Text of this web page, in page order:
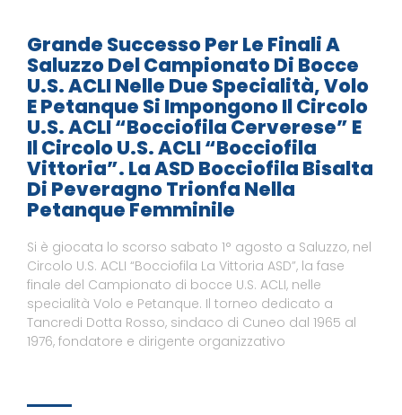
Grande Successo Per Le Finali A
Saluzzo Del Campionato Di Bocce
U.S. ACLI Nelle Due Specialità, Volo
E Petanque Si Impongono Il Circolo
U.S. ACLI “Bocciofila Cerverese” E
Il Circolo U.S. ACLI “Bocciofila
Vittoria”. La ASD Bocciofila Bisalta
Di Peveragno Trionfa Nella
Petanque Femminile
Si è giocata lo scorso sabato 1° agosto a Saluzzo, nel
Circolo U.S. ACLI “Bocciofila La Vittoria ASD”, la fase
finale del Campionato di bocce U.S. ACLI, nelle
specialità Volo e Petanque. Il torneo dedicato a
Tancredi Dotta Rosso, sindaco di Cuneo dal 1965 al
1976, fondatore e dirigente organizzativo